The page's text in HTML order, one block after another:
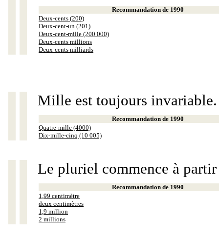
Recommandation de 1990
Deux-cents (200)
Deux-cent-un (201)
Deux-cent-mille (200 000)
Deux-cents millions
Deux-cents milliards
Mille est toujours invariable.
Recommandation de 1990
Quatre-mille (4000)
Dix-mille-cinq (10 005)
Le pluriel commence à
Recommandation de 1990
1,99 centimètre
deux centimètres
1,9 million
2 millions